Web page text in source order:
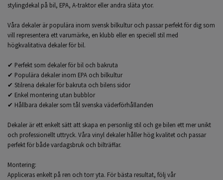
stylingdekal på bil, EPA, A-traktor eller andra släta ytor.
Våra dekaler är populära inom svensk bilkultur och passar perfekt för dig som
vill representera ett varumärke, en klubb eller en speciell stil med
högkvalitativa dekaler för bil.
✔ Perfekt som dekaler för bil och bakruta
✔ Populära dekaler inom EPA och bilkultur
✔ Stilrena dekaler för bakruta och bilens sidor
✔ Enkel montering utan bubblor
✔ Hållbara dekaler som tål svenska väderförhållanden
Dekaler är ett enkelt sätt att skapa en personlig stil och ge bilen ett mer unikt
och professionellt uttryck. Våra vinyl dekaler håller hög kvalitet och passar
perfekt för både vardagsbruk och bilträffar.
Montering:
Appliceras enkelt på ren och torr yta. För bästa resultat, följ vår